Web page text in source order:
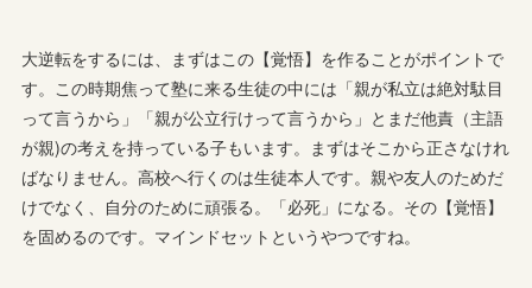
大逆転をするには、まずはこの【覚悟】を作ることがポイントで
す。この時期焦って塾に来る生徒の中には「親が私立は絶対駄目
って言うから」「親が公立行けって言うから」とまだ他責（主語
が親)の考えを持っている子もいます。まずはそこから正さなけれ
ばなりません。高校へ行くのは生徒本人です。親や友人のためだ
けでなく、自分のために頑張る。「必死」になる。その【覚悟】
を固めるのです。マインドセットというやつですね。